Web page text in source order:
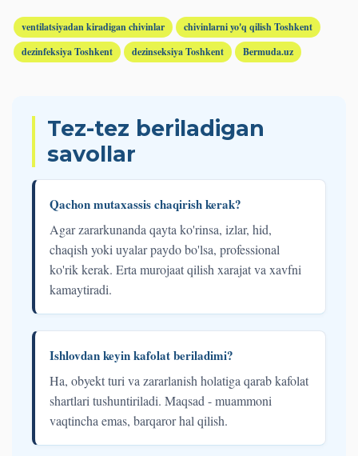
ventilatsiyadan kiradigan chivinlar
chivinlarni yo'q qilish Toshkent
dezinfeksiya Toshkent
dezinseksiya Toshkent Bermuda.uz
Tez-tez beriladigan
savollar
Qachon mutaxassis chaqirish kerak?
Agar zararkunanda qayta ko'rinsa, izlar, hid,
chaqish yoki uyalar paydo bo'lsa, professional
ko'rik kerak. Erta murojaat qilish xarajat va xavfni
kamaytiradi.
Ishlovdan keyin kafolat beriladimi?
Ha, obyekt turi va zararlanish holatiga qarab kafolat
shartlari tushuntiriladi. Maqsad - muammoni
vaqtincha emas, barqaror hal qilish.